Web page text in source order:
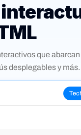
que
desplegables y
los métodos GET
y